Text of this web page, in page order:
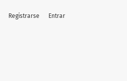
Registrarse Entrar